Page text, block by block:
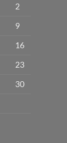
2
9
16
23
30